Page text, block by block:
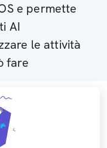
e permette
AI
le attività
fare